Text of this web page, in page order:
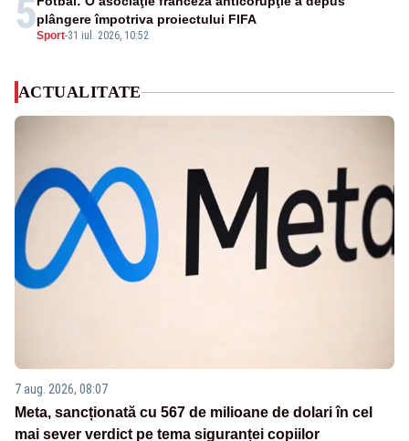
5Sport-31 iul. 2026, 10:52
plângere împotriva proiectului FIFA
ACTUALITATE
7 aug. 2026, 08:07
Meta, sancționată cu 567 de milioane de dolari în cel
mai sever verdict pe tema siguranței copiilor